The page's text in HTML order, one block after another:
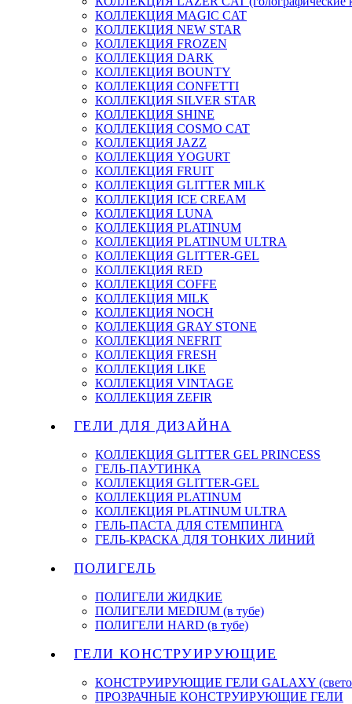
КОЛЛЕКЦИЯ MAGIC CAT
КОЛЛЕКЦИЯ NEW STAR
КОЛЛЕКЦИЯ FROZEN
КОЛЛЕКЦИЯ DARK
КОЛЛЕКЦИЯ BOUNTY
КОЛЛЕКЦИЯ CONFETTI
КОЛЛЕКЦИЯ SILVER STAR
КОЛЛЕКЦИЯ SHINE
КОЛЛЕКЦИЯ COSMO CAT
КОЛЛЕКЦИЯ JAZZ
КОЛЛЕКЦИЯ YOGURT
КОЛЛЕКЦИЯ FRUIT
КОЛЛЕКЦИЯ GLITTER MILK
КОЛЛЕКЦИЯ ICE CREAM
КОЛЛЕКЦИЯ LUNA
КОЛЛЕКЦИЯ PLATINUM
КОЛЛЕКЦИЯ PLATINUM ULTRA
КОЛЛЕКЦИЯ GLITTER-GEL
КОЛЛЕКЦИЯ RED
КОЛЛЕКЦИЯ COFFE
КОЛЛЕКЦИЯ MILK
КОЛЛЕКЦИЯ NOCH
КОЛЛЕКЦИЯ GRAY STONE
КОЛЛЕКЦИЯ NEFRIT
КОЛЛЕКЦИЯ FRESH
КОЛЛЕКЦИЯ LIKE
КОЛЛЕКЦИЯ VINTAGE
КОЛЛЕКЦИЯ ZEFIR
ГЕЛИ ДЛЯ ДИЗАЙНА
КОЛЛЕКЦИЯ GLITTER GEL PRINCESS
ГЕЛЬ-ПАУТИНКА
КОЛЛЕКЦИЯ GLITTER-GEL
КОЛЛЕКЦИЯ PLATINUM
КОЛЛЕКЦИЯ PLATINUM ULTRA
ГЕЛЬ-ПАСТА ДЛЯ СТЕМПИНГА
ГЕЛЬ-КРАСКА ДЛЯ ТОНКИХ ЛИНИЙ
ПОЛИГЕЛЬ
ПОЛИГЕЛИ ЖИДКИЕ
ПОЛИГЕЛИ MEDIUM (в тубе)
ПОЛИГЕЛИ HARD (в тубе)
ГЕЛИ КОНСТРУИРУЮЩИЕ
КОНСТРУИРУЮЩИЕ ГЕЛИ GALAXY
ПРОЗРАЧНЫЕ КОНСТРУИРУЮЩИЕ ГЕЛИ